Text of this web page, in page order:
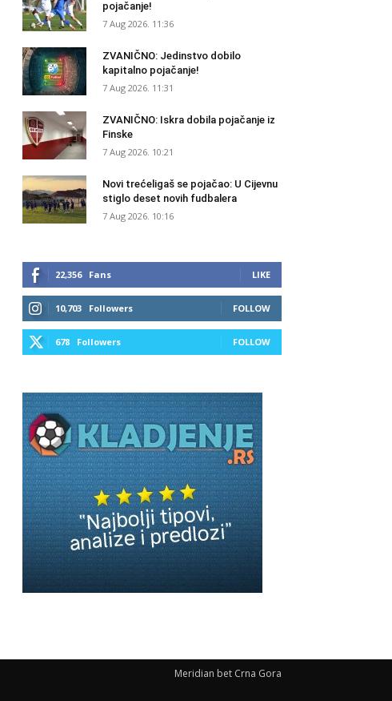
pojačanje!
7 Aug 2026. 11:36
ZVANIČNO: Jedinstvo dobilo
kapitalno pojačanje!
7 Aug 2026. 11:31
ZVANIČNO: Iskra dobila pojačanje iz
Finske
7 Aug 2026. 10:21
Novi trećeligaš se pojačao: U Cijevnu
stiglo deset novih fudbalera
7 Aug 2026. 10:16
22,356 Fans LIKE
10,703 Followers FOLLOW
678 Followers FOLLOW
Meridian bet Crna Gora